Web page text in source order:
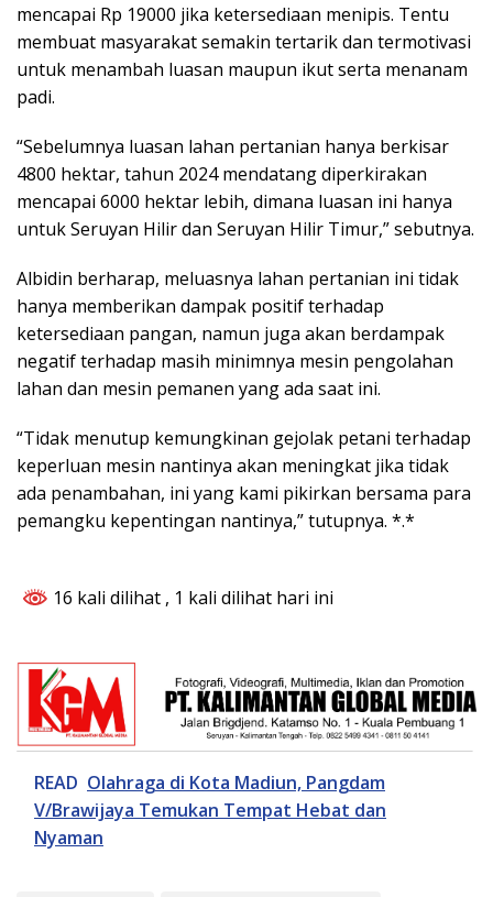
mencapai Rp 19000 jika ketersediaan menipis. Tentu
membuat masyarakat semakin tertarik dan termotivasi
untuk menambah luasan maupun ikut serta menanam
padi.
“Sebelumnya luasan lahan pertanian hanya berkisar
4800 hektar, tahun 2024 mendatang diperkirakan
mencapai 6000 hektar lebih, dimana luasan ini hanya
untuk Seruyan Hilir dan Seruyan Hilir Timur,” sebutnya.
Albidin berharap, meluasnya lahan pertanian ini tidak
hanya memberikan dampak positif terhadap
ketersediaan pangan, namun juga akan berdampak
negatif terhadap masih minimnya mesin pengolahan
lahan dan mesin pemanen yang ada saat ini.
“Tidak menutup kemungkinan gejolak petani terhadap
keperluan mesin nantinya akan meningkat jika tidak
ada penambahan, ini yang kami pikirkan bersama para
pemangku kepentingan nantinya,” tutupnya. *.*
16 kali dilihat , 1 kali dilihat hari ini
READ Olahraga di Kota Madiun, Pangdam
V/Brawijaya Temukan Tempat Hebat dan
Nyaman